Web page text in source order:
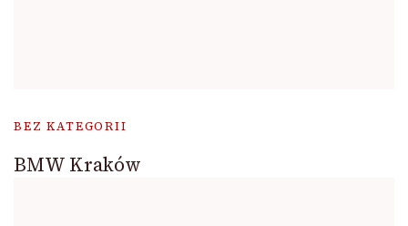
BEZ KATEGORII
BMW Kraków